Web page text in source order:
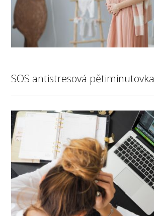
SOS antistresová pětiminutovka